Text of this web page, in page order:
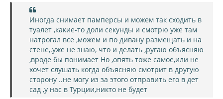
Иногда снимает памперсы и можем так сходить в
туалет ,какие-то доли секунды и смотрю уже там
натрогал все ,можем и по дивану размещать и на
стене,.уже не знаю, что и делать ,ругаю объясняю
,вроде бы понимает Но ,опять тоже самое,или не
хочет слушать когда объясняю смотрит в другую
сторону ..не могу из за этого отправить его в дет
сад ,у нас в Турции,никто не будет